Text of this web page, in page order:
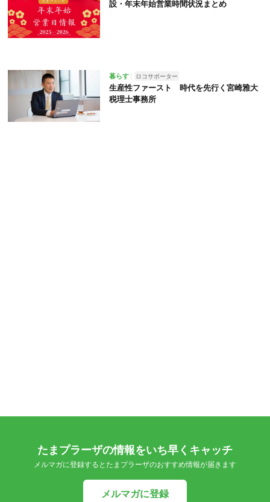
設・年末年始営業時間状況まとめ
暮らす ロコサポーター
生産性ファースト 時代を先行く宮崎雅大
税理士事務所
たまプラーザの情報をいち早くキャッチ
メルマガに登録するとたまプラーザのおすすめ情報が届きます
メルマガに登録